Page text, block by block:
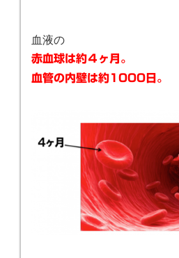
血液の
赤血球は約４ヶ月。
血管の内壁は約1000日。